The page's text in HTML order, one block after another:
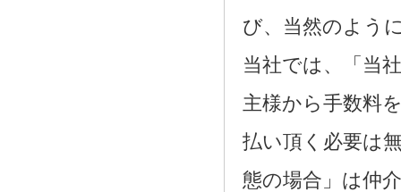
び、当然のよう
当社では、「当
主様から手数料
払い頂く必要は
態の場合」は仲